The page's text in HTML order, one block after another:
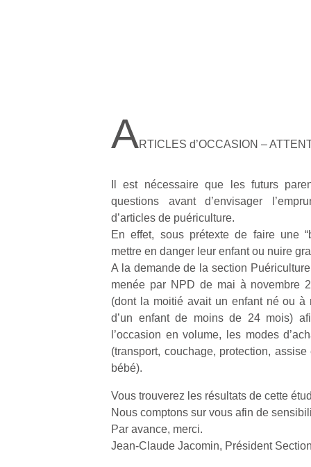
ARTICLES d’OCCASION –
Il est nécessaire que les futurs
questions avant d’envisager
d’articles de puériculture.
En effet, sous prétexte de faire une
mettre en danger leur enfant ou nuire
A la demande de la section
menée par NPD de mai à novembre
(dont la moitié avait un enfant né ou à
d’un enfant de moins de 24 mois)
l’occasion en volume, les modes
(transport, couchage, protection,
bébé).
Vous trouverez les résultats de cette
Nous comptons sur vous afin de
Par avance, merci.
Jean-Claude Jacomin, Président